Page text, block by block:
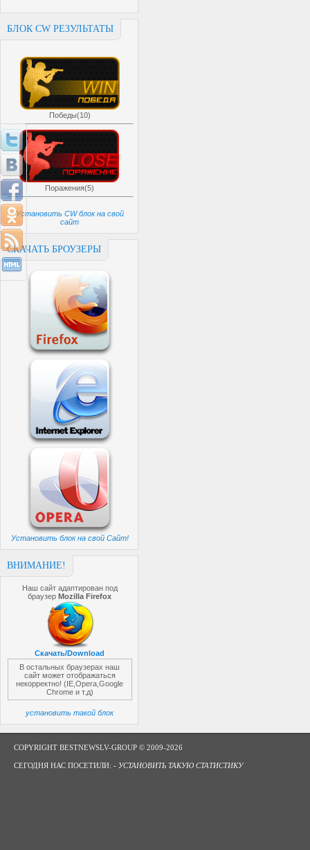
БЛОК CW РЕЗУЛЬТАТЫ
Победы(10)
Поражения(5)
Установить CW блок на свой
сайт
СКАЧАТЬ БРОУЗЕРЫ
Установить блок на свой Сайт!
ВНИМАНИЕ!
Наш сайт адаптирован под
браузерMozilla Firefox
Скачать/Download
В остальных браузерах наш
сайт может отображаться
некорректно! (IE,Opera,Google
Chrome и т.д)
установить такой блок
COPYRIGHT BESTNEWSLV-GROUP © 2009-2026
СЕГОДНЯ НАС ПОСЕТИЛИ: - УСТАНОВИТЬ ТАКУЮ СТАТИСТИКУ